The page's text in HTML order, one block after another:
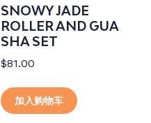
SNOWY JADE
ROLLER AND GUA
SHA SET
$81.00
加入购物车